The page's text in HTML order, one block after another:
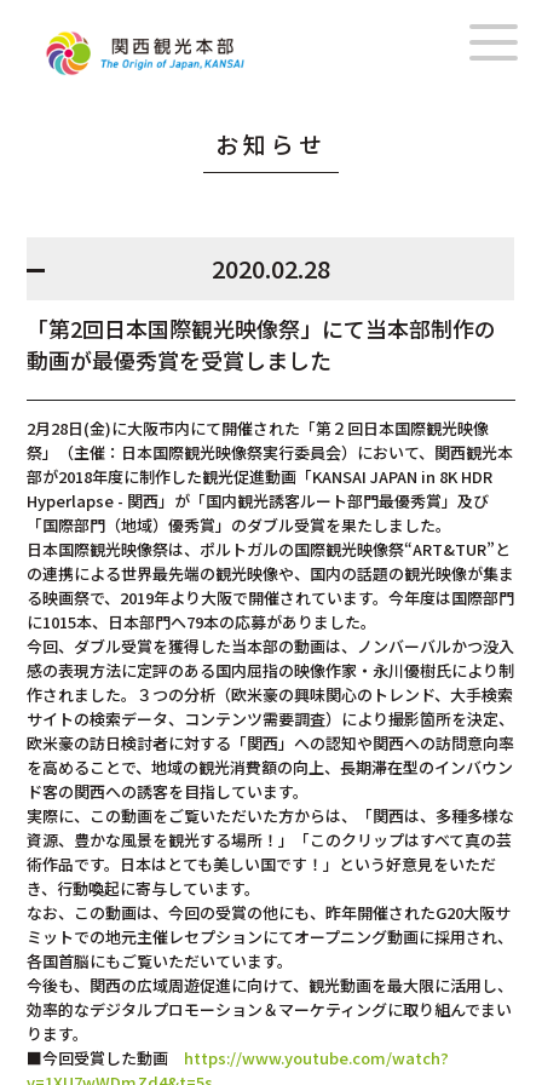
お知らせ
2020.02.28
「第2回日本国際観光映像祭」にて当本部制作の
動画が最優秀賞を受賞しました
2月28日(金)に大阪市内にて開催された「第２回日本国際観光映像
祭」（主催：日本国際観光映像祭実行委員会）において、関西観光本
部が2018年度に制作した観光促進動画「KANSAI JAPAN in 8K HDR
Hyperlapse - 関西」が「国内観光誘客ルート部門最優秀賞」及び
「国際部門（地域）優秀賞」のダブル受賞を果たしました。
日本国際観光映像祭は、ポルトガルの国際観光映像祭“ART&TUR”と
の連携による世界最先端の観光映像や、国内の話題の観光映像が集ま
る映画祭で、2019年より大阪で開催されています。今年度は国際部門
に1015本、日本部門へ79本の応募がありました。
今回、ダブル受賞を獲得した当本部の動画は、ノンバーバルかつ没入
感の表現方法に定評のある国内屈指の映像作家・永川優樹氏により制
作されました。３つの分析（欧米豪の興味関心のトレンド、大手検索
サイトの検索データ、コンテンツ需要調査）により撮影箇所を決定、
欧米豪の訪日検討者に対する「関西」への認知や関西への訪問意向率
を高めることで、地域の観光消費額の向上、長期滞在型のインバウン
ド客の関西への誘客を目指しています。
実際に、この動画をご覧いただいた方からは、「関西は、多種多様な
資源、豊かな風景を観光する場所！」「このクリップはすべて真の芸
術作品です。日本はとても美しい国です！」という好意見をいただ
き、行動喚起に寄与しています。
なお、この動画は、今回の受賞の他にも、昨年開催されたG20大阪サ
ミットでの地元主催レセプションにてオープニング動画に採用され、
各国首脳にもご覧いただいています。
今後も、関西の広域周遊促進に向けて、観光動画を最大限に活用し、
効率的なデジタルプロモーション＆マーケティングに取り組んでまい
ります。
■今回受賞した動画 https://www.youtube.com/watch?